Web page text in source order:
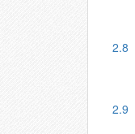
2.8
2.9